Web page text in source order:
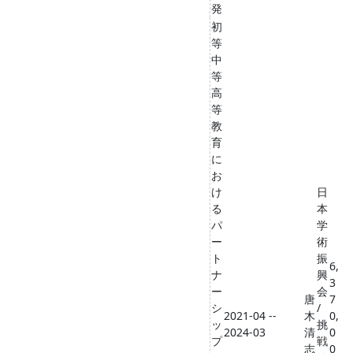
発
初
等
中
等
高
等
教
育
に
お
け
る
パ
ー
ト
ナ
ー
シ
ッ
プ
2021-04 --
2024-03
唐
木
清
志
日
本
学
術
振
興
会
/
挑
戦
6,
3
7
0,
0
0